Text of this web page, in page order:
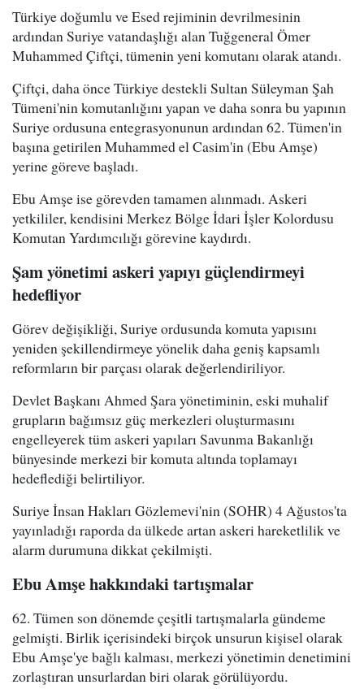
Türkiye doğumlu ve Esed rejiminin devrilmesinin
ardından Suriye vatandaşlığı alan Tuğgeneral Ömer
Muhammed Çiftçi, tümenin yeni komutanı olarak atandı.
Çiftçi, daha önce Türkiye destekli Sultan Süleyman Şah
Tümeni'nin komutanlığını yapan ve daha sonra bu yapının
Suriye ordusuna entegrasyonunun ardından 62. Tümen'in
başına getirilen Muhammed el Casim'in (Ebu Amşe)
yerine göreve başladı.
Ebu Amşe ise görevden tamamen alınmadı. Askeri
yetkililer, kendisini Merkez Bölge İdari İşler Kolordusu
Komutan Yardımcılığı görevine kaydırdı.
Şam yönetimi askeri yapıyı güçlendirmeyi
hedefliyor
Görev değişikliği, Suriye ordusunda komuta yapısını
yeniden şekillendirmeye yönelik daha geniş kapsamlı
reformların bir parçası olarak değerlendiriliyor.
Devlet Başkanı Ahmed Şara yönetiminin, eski muhalif
grupların bağımsız güç merkezleri oluşturmasını
engelleyerek tüm askeri yapıları Savunma Bakanlığı
bünyesinde merkezi bir komuta altında toplamayı
hedeflediği belirtiliyor.
Suriye İnsan Hakları Gözlemevi'nin (SOHR) 4 Ağustos'ta
yayınladığı raporda da ülkede artan askeri hareketlilik ve
alarm durumuna dikkat çekilmişti.
Ebu Amşe hakkındaki tartışmalar
62. Tümen son dönemde çeşitli tartışmalarla gündeme
gelmişti. Birlik içerisindeki birçok unsurun kişisel olarak
Ebu Amşe'ye bağlı kalması, merkezi yönetimin denetimini
zorlaştıran unsurlardan biri olarak görülüyordu.